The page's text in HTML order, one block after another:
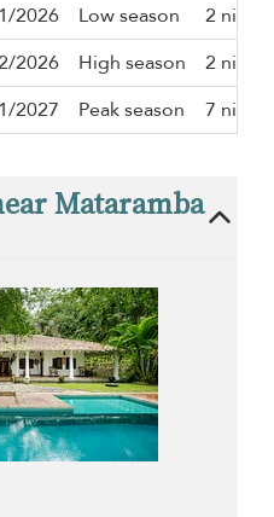
2026
Low season
2 nights
2026
High season
2 nights
2027
Peak season 7 nights
Mataramba